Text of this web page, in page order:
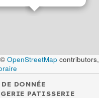
© OpenStreetMap contributors,
DONNÉE
PATISSERIE